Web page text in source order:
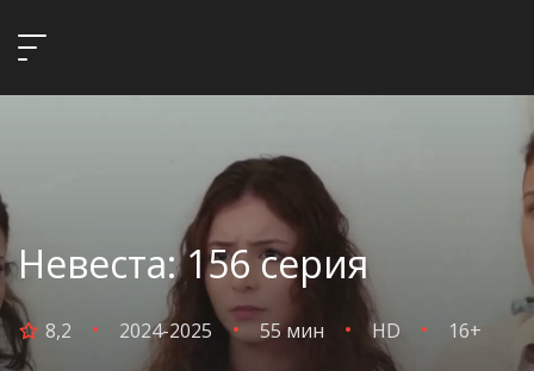
Невеста: 156 серия
8,2 2024-2025 55 мин HD 16+